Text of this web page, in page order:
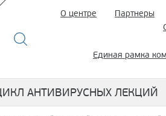
О центре Партнеры
Единая рамка
АНТИВИРУСНЫХ ЛЕКЦИЙ